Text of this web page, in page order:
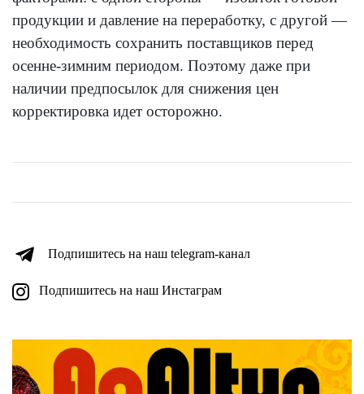
продукции и давление на переработку, с другой —
необходимость сохранить поставщиков перед
осенне-зимним периодом. Поэтому даже при
наличии предпосылок для снижения цен
корректировка идет осторожно.
Подпишитесь на наш telegram-канал
Подпишитесь на наш Инстаграм